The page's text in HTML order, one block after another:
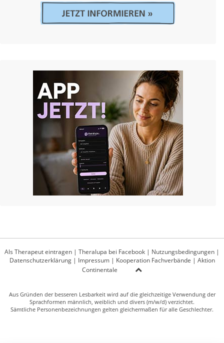
Als Therapeut eintragen | Theralupa bei Facebook | Nutzungsbedingungen |
Datenschutzerklärung| Impressum| Kooperation Fachverbände | Aktion
Continentale
Aus Gründen der besseren Lesbarkeit wird auf die gleichzeitige Verwendung der
Sprachformen männlich, weiblich und divers (m/w/d) verzichtet.
Sämtliche Personenbezeichnungen gelten gleichermaßen für alle Geschlechter.